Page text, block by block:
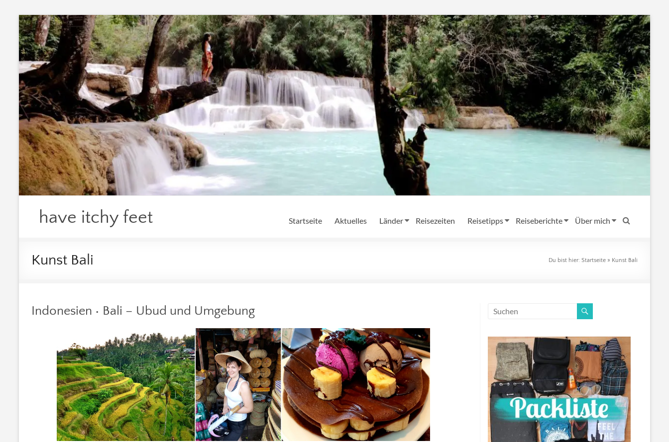
Zum
Inhalt
springen
have itchy feet Startseite Aktuelles Länder Reisezeiten Reisetipps Reiseberichte Über mich
Kunst Bali Du bist hier: Startseite » Kunst Bali
Indonesien • Bali – Ubud und Umgebung